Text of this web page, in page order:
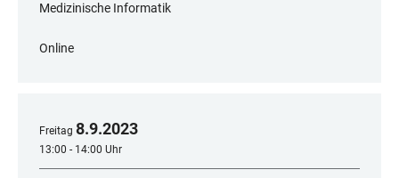
Medizinische Informatik
Online
Freitag 8.9.2023
13:00 - 14:00 Uhr